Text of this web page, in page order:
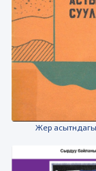
Жер асытндагы